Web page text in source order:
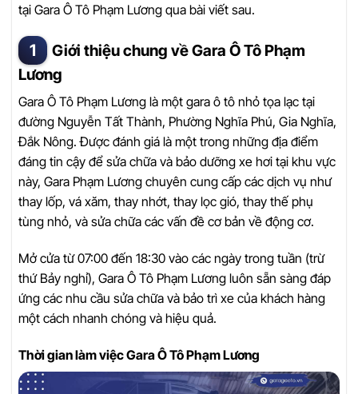
tại Gara Ô Tô Phạm Lương qua bài viết sau.
Giới thiệu chung về Gara Ô Tô Phạm
Lương
Gara Ô Tô Phạm Lương là một gara ô tô nhỏ tọa lạc tại
đường Nguyễn Tất Thành, Phường Nghĩa Phú, Gia Nghĩa,
Đắk Nông. Được đánh giá là một trong những địa điểm
đáng tin cậy để sửa chữa và bảo dưỡng xe hơi tại khu vực
này, Gara Phạm Lương chuyên cung cấp các dịch vụ như
thay lốp, vá xăm, thay nhớt, thay lọc gió, thay thế phụ
tùng nhỏ, và sửa chữa các vấn đề cơ bản về động cơ.
Mở cửa từ 07:00 đến 18:30 vào các ngày trong tuần (trừ
thứ Bảy nghỉ), Gara Ô Tô Phạm Lương luôn sẵn sàng đáp
ứng các nhu cầu sửa chữa và bảo trì xe của khách hàng
một cách nhanh chóng và hiệu quả.
Thời gian làm việc Gara Ô Tô Phạm Lương